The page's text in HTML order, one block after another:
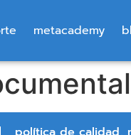
metacademy